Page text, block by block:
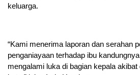
keluarga.
“Kami menerima laporan dan serahan
penganiayaan terhadap ibu
mengalami luka di bagian kepala